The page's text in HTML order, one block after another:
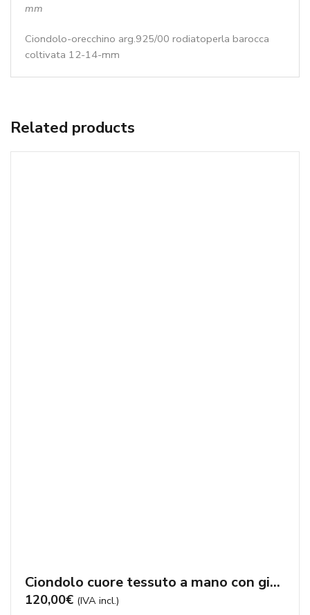
mm
Ciondolo-orecchino arg.925/00 rodiatoperla barocca
coltivata 12-14-mm
Related products